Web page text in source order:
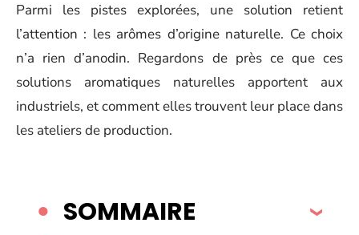
Parmi les pistes explorées, une solution retient
l’attention : les arômes d’origine naturelle. Ce choix
n’a rien d’anodin. Regardons de près ce que ces
solutions aromatiques naturelles apportent aux
industriels, et comment elles trouvent leur place dans
les ateliers de production.
SOMMAIRE